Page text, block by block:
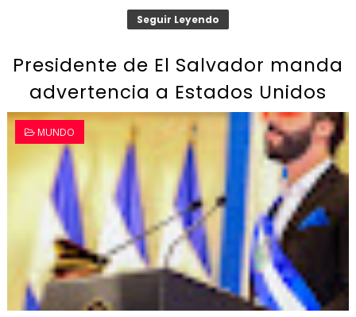
Seguir Leyendo
Presidente de El Salvador manda
advertencia a Estados Unidos
MUNDO